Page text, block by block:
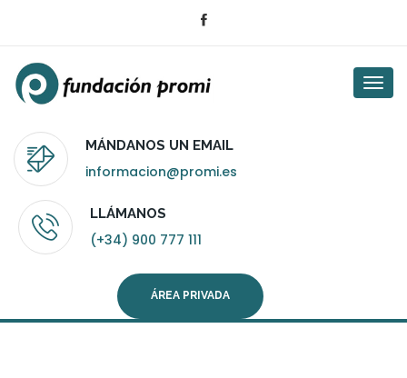
MÁNDANOS UN EMAIL
informacion@promi.es
LLÁMANOS
(+34) 900 777 111
ÁREA PRIVADA